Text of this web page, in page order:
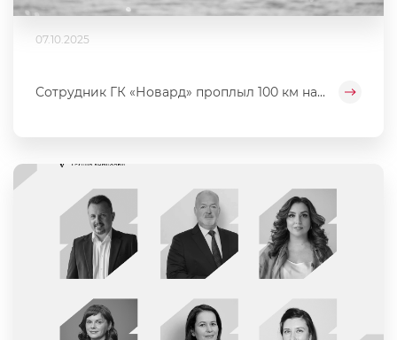
07.10.2025
Сотрудник ГК «Новард» проплыл 100 км на...